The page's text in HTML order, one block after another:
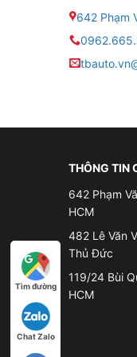
● Chống
● Màn
● Dẫn
● Có cổng
● Màn
● Tích
642 Phạm
THÔNG TIN
642 Phạm
HCM
482 Lê Văn
Thủ Đức
119/24 Bùi
HCM
Tìm đường
Chat Zalo